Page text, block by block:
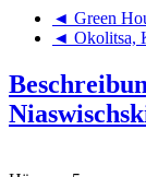
◄ Green
◄ Okolitsa,